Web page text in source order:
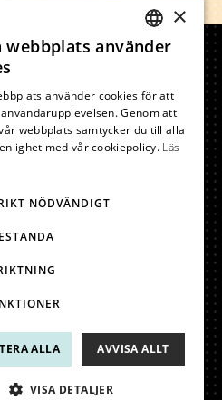
SWEDISH
×
webbplats använder
använder cookies för att
Genom att
webbplats samtycker du till alla
med vår cookiepolicy. Läs
NÖDVÄNDIGT
ALLA AVVISA ALLT
VISA DETALJER